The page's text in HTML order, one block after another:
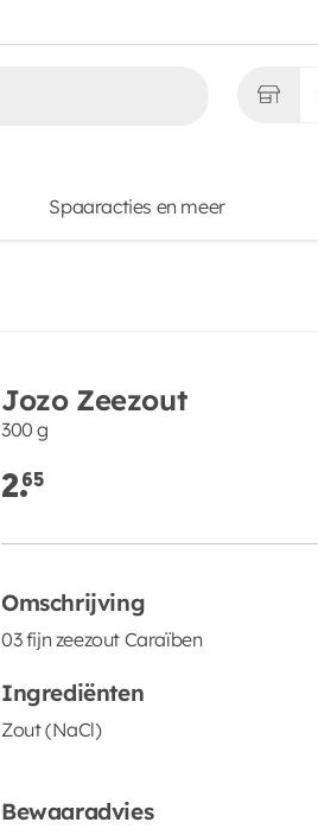
Spaaracties en meer
Jozo Zeezout
300 g
2.65
Omschrijving
03 fijn zeezout Caraïben
Ingrediënten
Zout (NaCl)
Bewaaradvies